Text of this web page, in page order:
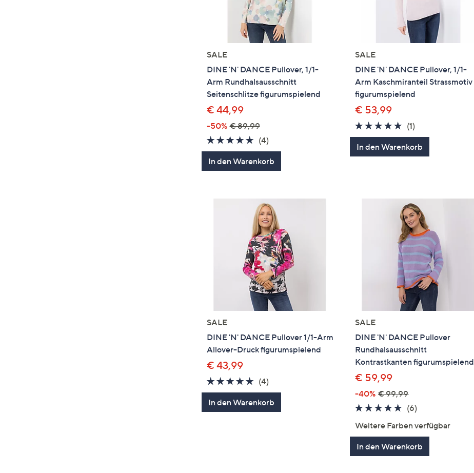
SALE
DINE 'N' DANCE Pullover, 1/1-
Arm Rundhalsausschnitt
Seitenschlitze figurumspielend
€ 44,99
-50% € 89,99
5.0
von
5
(4)4
Bewertungen
In den Warenkorb
SALE
DINE 'N' DANCE Pullover, 1/1-
Arm Kaschmiranteil Strassmotiv
figurumspielend
€ 53,99
5.0
von
5
(1)
Bewertungen
In den Warenkorb
SALE
DINE 'N' DANCE Pullover 1/1-Arm
Allover-Druck figurumspielend
€ 43,99
4.8
von
5
(4)4
Bewertungen
In den Warenkorb
SALE
DINE 'N' DANCE Pullover
Rundhalsausschnitt
Kontrastkanten figurumspielend
€ 59,99
-40% € 99,99
4.7
(6)
Weitere Farben verfügbar
In den Warenkorb